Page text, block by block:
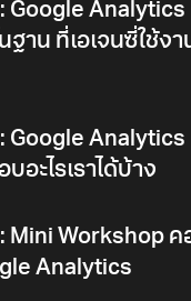
Google Analytics
าน ที่เอเจนซี่ใช้งา
Google Analytics
อะไรเราได้บ้าง
Mini Workshop ค
Analytics